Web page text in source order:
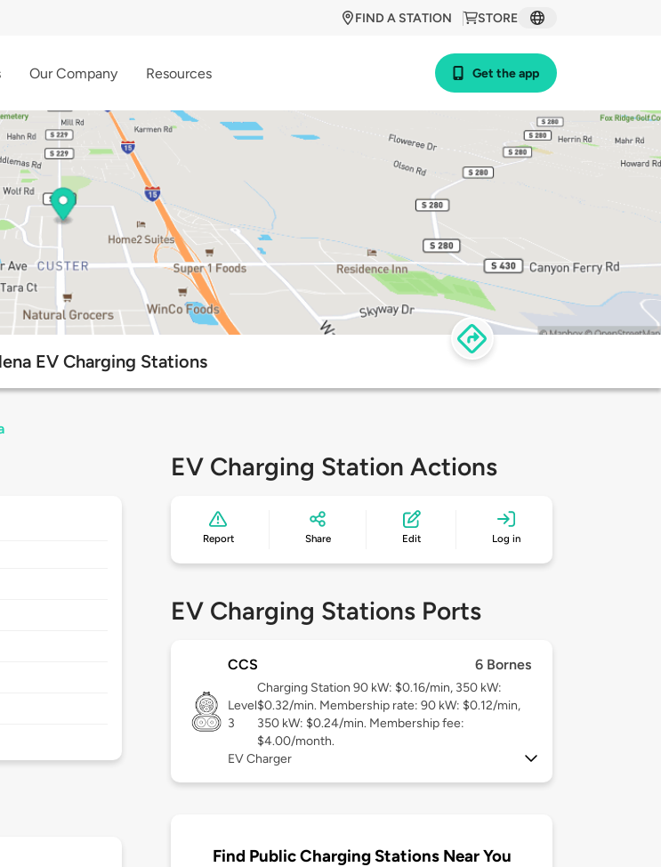
STORE
FIND A STATION
Our Company Resources Get the app
EV Charging Stations
EV Charging Station Actions
Report Share Edit Log in
EV Charging Stations Ports
CCS 6 Bornes
Level
3
Charging Station 90 kW: $0.16/min, 350 kW:
$0.32/min. Membership rate: 90 kW: $0.12/min,
350 kW: $0.24/min. Membership fee:
$4.00/month.
EV Charger
Find Public Charging Stations Near You